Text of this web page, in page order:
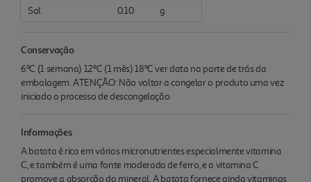
Sal
0.10 g
Conservação
6ºC (1 semana) 12ºC (1 mês) 18ºC ver data na parte de trás da
embalagem. ATENÇÃO: Não voltar a congelar o produto uma vez
iniciado o processo de descongelação
Informações
A batata é rica em vários micronutrientes especialmente vitamina
C, e também é uma fonte moderada de ferro, e a vitamina C
promove a absorção do mineral. A batata fornece ainda vitaminas